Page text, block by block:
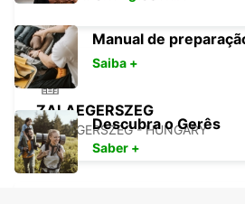
ZALAEGERSZEG
ZALAEGERSZEG - HUNGARY
Manual de
Saiba +
Descubra o Gerês
Saber +